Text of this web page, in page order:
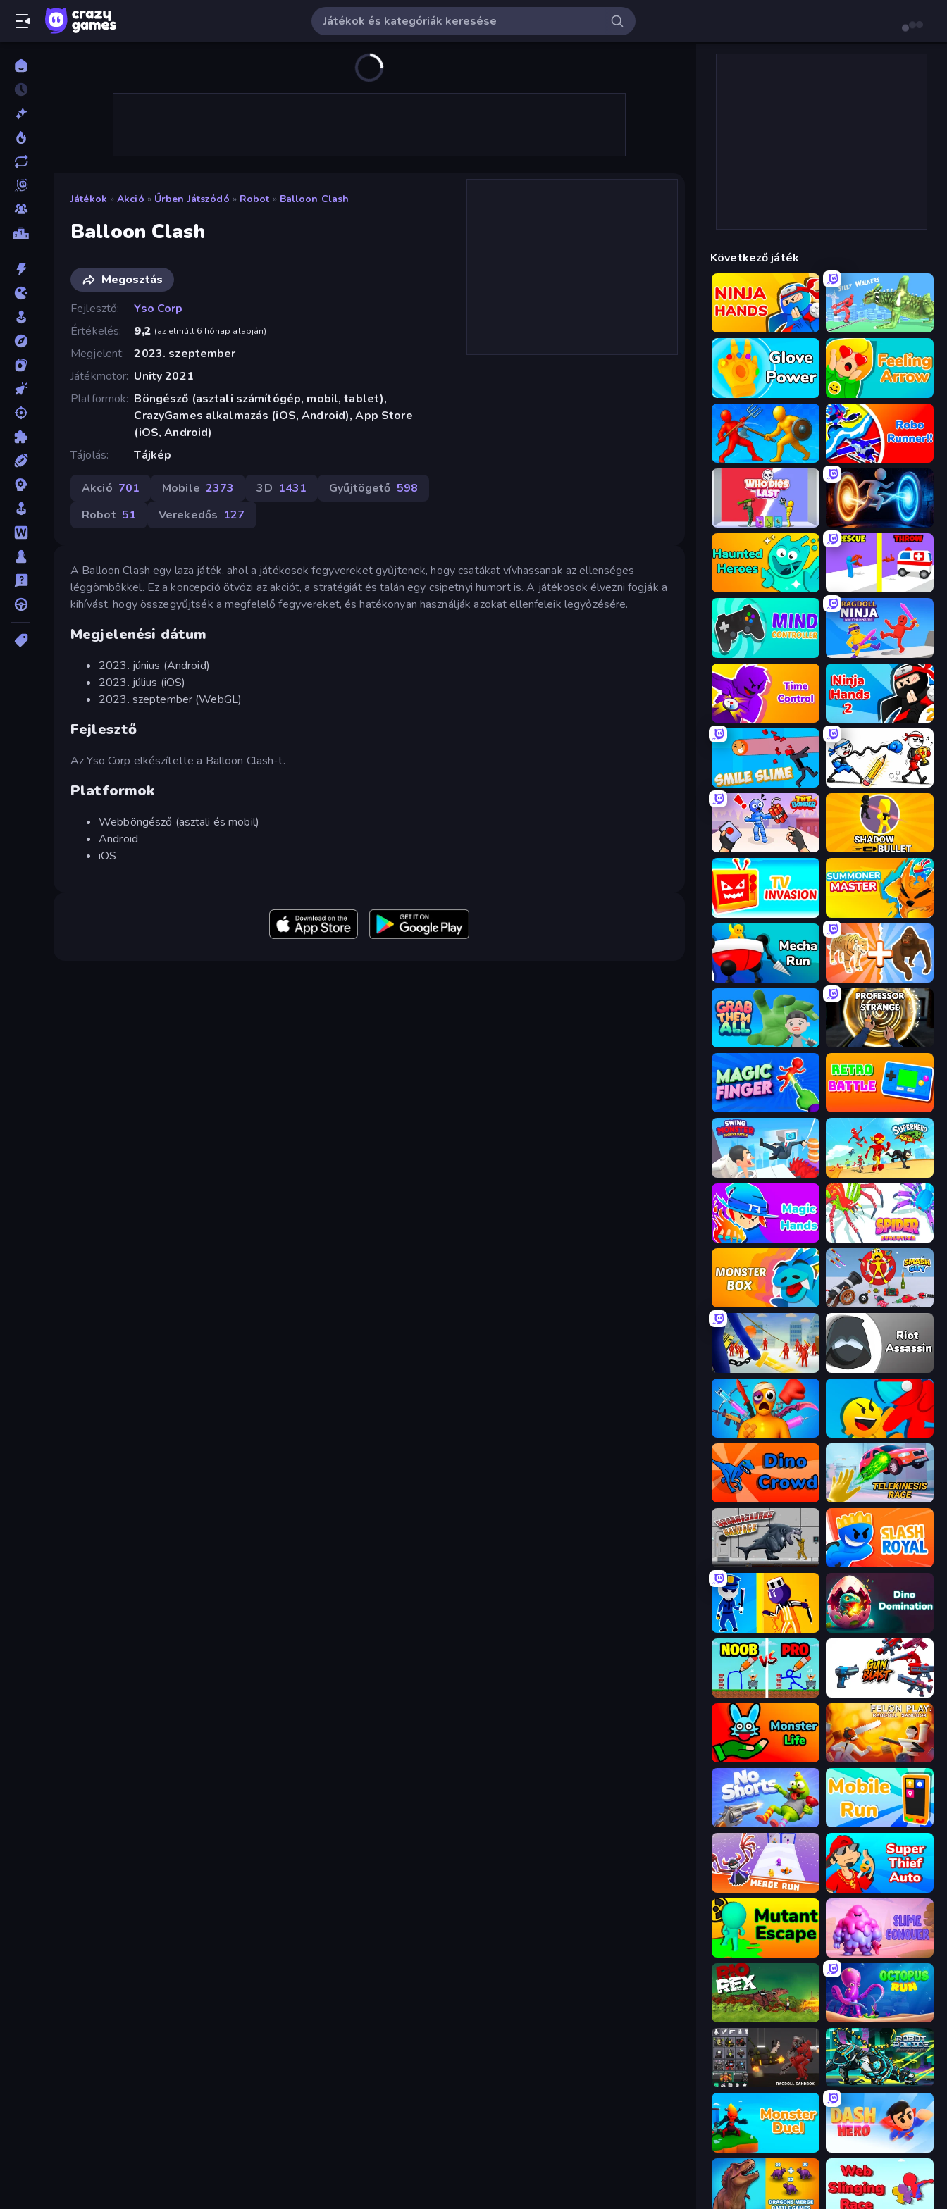
Játékok » Akció » Űrben Játszódó » Robot » Balloon Clash
Balloon Clash
Megosztás
Fejlesztő
Yso Corp
Értékelés
9,2 (az elmúlt 6 hónap alapján)
Megjelent
2023. szeptember
Játékmotor Unity 2021
Platformok Böngésző (asztali számítógép, mobil, tablet),
CrazyGames alkalmazás (iOS, Android), App Store
(iOS, Android)
Tájolás
Tájkép
Akció 701 Mobile 2373 3D 1431 Gyűjtögető 598
Robot 51 Verekedős 127
A Balloon Clash egy laza játék, ahol a játékosok fegyvereket gyűjtenek, hogy csatákat vívhassanak az ellenséges
léggömbökkel. Ez a koncepció ötvözi az akciót, a stratégiát és talán egy csipetnyi humort is. A játékosok élvezni fogják a
kihívást, hogy összegyűjtsék a megfelelő fegyvereket, és hatékonyan használják azokat ellenfeleik legyőzésére.
Megjelenési dátum
2023. június (Android)
2023. július (iOS)
2023. szeptember (WebGL)
Fejlesztő
Az Yso Corp elkészítette a Balloon Clash-t.
Platformok
Webböngésző (asztali és mobil)
Android
iOS
Következő játék
Ninja Hands Silly Walkers
Glove Power Feeling Arrow
Epic Sword Battle! Fight in Arena Robo Runner
Who Dies Last? Portal Escape
Haunted Heroes Rescue Throw
Mind Controller Ragdoll Ninja: Imposter Hero
Time Control! Ninja Hands 2
Smile Slime Doodle Smash
TNT Bomber Shadow Bullet
TV Invasion Summoner Master
Mecha Run Animal DNA Run
Grab Them All Professor Strange
Magic Finger 3D Retro Battle
Swing Monster: Decisive Battle Superhero Race!
Magic Hands Spider Evolution: Runner Game
Monster Box Smash Guy: Ragdoll Punch Hero
Slasher Riot Assassin
Fun Ragdoll Challenge! Riot Escape
Dino Crowd Telekinesis Race 3D
Sharkosaurus Rampage Slash Royal
Dino Domination
DOP Noob: Draw to Save
Monster Life Felon Play: Ragdoll Sandbox
No Shorts Mobile Run
Merge Run Super Thief Auto
Mutant Escape Slime Conquer: Epic Battles
Rio Rex OctopusRun
Last Play: Ragdoll Sandbox Robot Police Iron Panther
Monster Duel